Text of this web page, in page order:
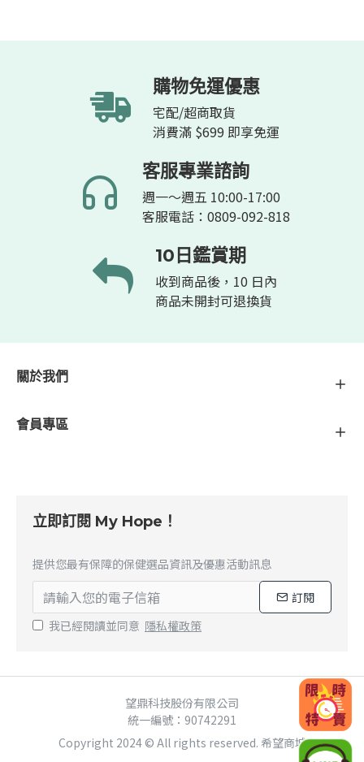
工的盡心盡力，使得史
產品方面的專家。
購物免運優惠
宅配/超商取貨
消費滿 $699 即享免運
客服專業諮詢
週一～週五 10:00-17:00
客服電話：0809-092-818
10日鑑賞期
收到商品後，10 日內
商品未開封可退換貨
關於我們
會員專區
立即訂閱 My Hope！
提供您最有保障的保健選品資訊及優惠活動訊息
訂閱
我已經閱讀並同意 隱私權政策
望鼎科技股份有限公司
統一編號：90742291
Copyright 2024 © All rights reserved. 希望商城